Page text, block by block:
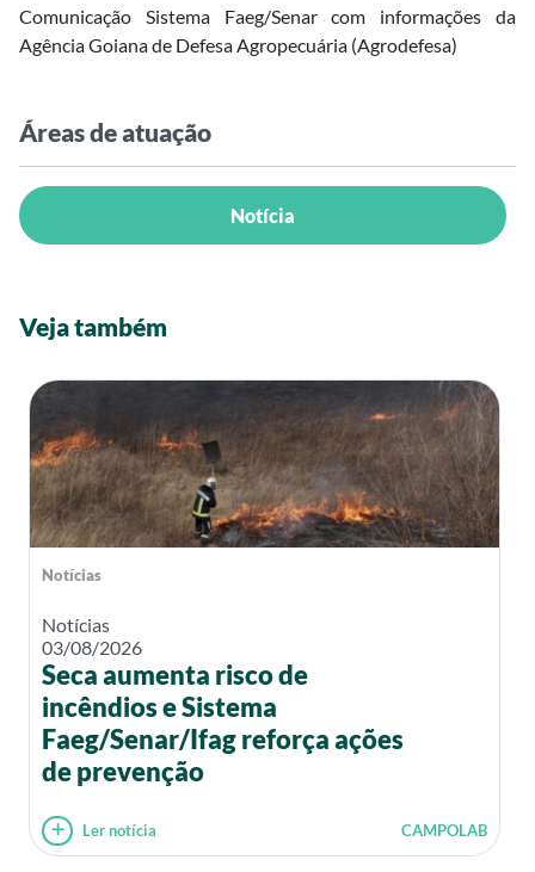
Comunicação Sistema Faeg/Senar com informações da
Agência Goiana de Defesa Agropecuária (Agrodefesa)
Áreas de atuação
Notícia
Veja também
Notícias
Notícias
03/08/2026
Seca aumenta risco de
incêndios e Sistema
Faeg/Senar/Ifag reforça ações
de prevenção
Ler notícia CAMPOLAB